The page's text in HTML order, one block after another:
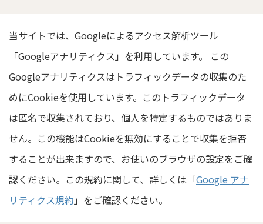
当サイトでは、Googleによるアクセス解析ツール
「Googleアナリティクス」を利用しています。 この
Googleアナリティクスはトラフィックデータの収集のた
めにCookieを使用しています。このトラフィックデータ
は匿名で収集されており、個人を特定するものではありま
せん。この機能はCookieを無効にすることで収集を拒否
することが出来ますので、お使いのブラウザの設定をご確
認ください。この規約に関して、詳しくは「Google アナ
リティクス規約 」をご確認ください。